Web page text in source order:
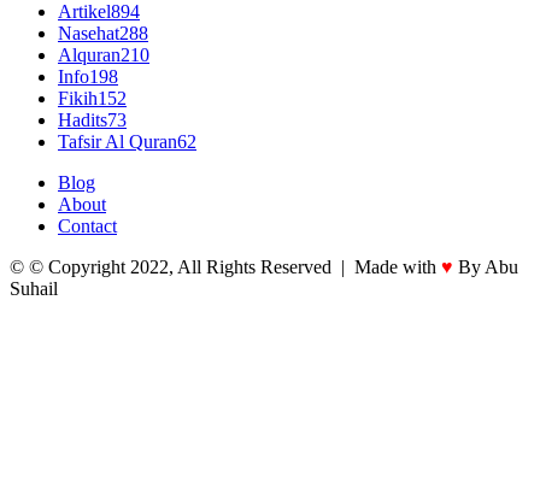
Artikel894
Nasehat288
Alquran210
Info198
Fikih152
Hadits73
Tafsir Al Quran62
Blog
About
Contact
© © Copyright 2022, All Rights Reserved | Made with ♥ By Abu
Suhail